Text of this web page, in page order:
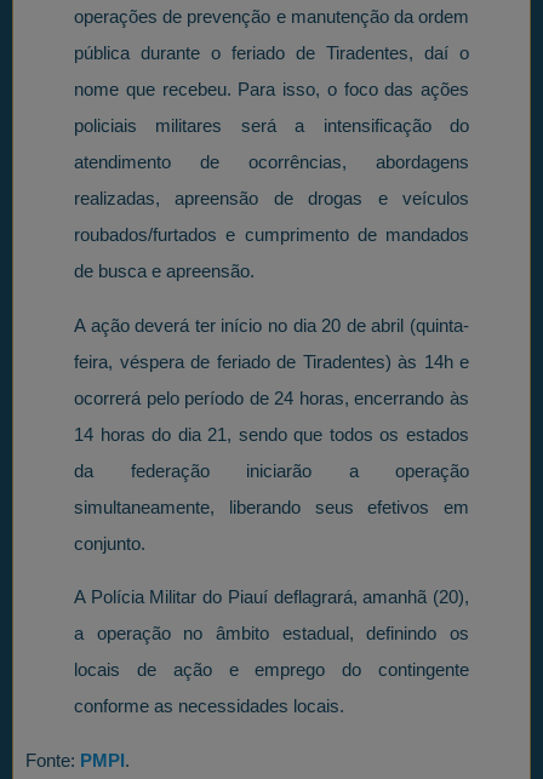
operações de prevenção e manutenção da ordem
pública durante o feriado de Tiradentes, daí o
nome que recebeu. Para isso, o foco das ações
policiais militares será a intensificação do
atendimento de ocorrências, abordagens
realizadas, apreensão de drogas e veículos
roubados/furtados e cumprimento de mandados
de busca e apreensão.
A ação deverá ter início no dia 20 de abril (quinta-
feira, véspera de feriado de Tiradentes) às 14h e
ocorrerá pelo período de 24 horas, encerrando às
14 horas do dia 21, sendo que todos os estados
da federação iniciarão a operação
simultaneamente, liberando seus efetivos em
conjunto.
A Polícia Militar do Piauí deflagrará, amanhã (20),
a operação no âmbito estadual, definindo os
locais de ação e emprego do contingente
conforme as necessidades locais.
Fonte: PMPI.